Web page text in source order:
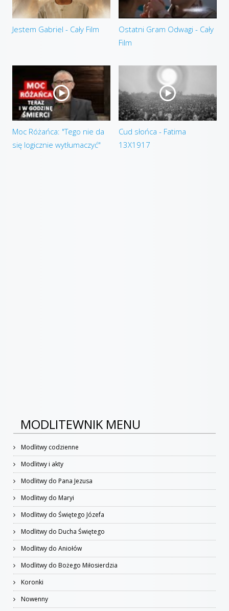
Jestem Gabriel - Cały Film
Ostatni Gram Odwagi - Cały
Film
Moc Różańca: "Tego nie da
się logicznie wytłumaczyć"
Cud słońca - Fatima
13X1917
MODLITEWNIK MENU
Modlitwy codzienne
Modlitwy i akty
Modlitwy do Pana Jezusa
Modlitwy do Maryi
Modlitwy do Świętego Józefa
Modlitwy do Ducha Świętego
Modlitwy do Aniołów
Modlitwy do Bożego Miłosierdzia
Koronki
Nowenny